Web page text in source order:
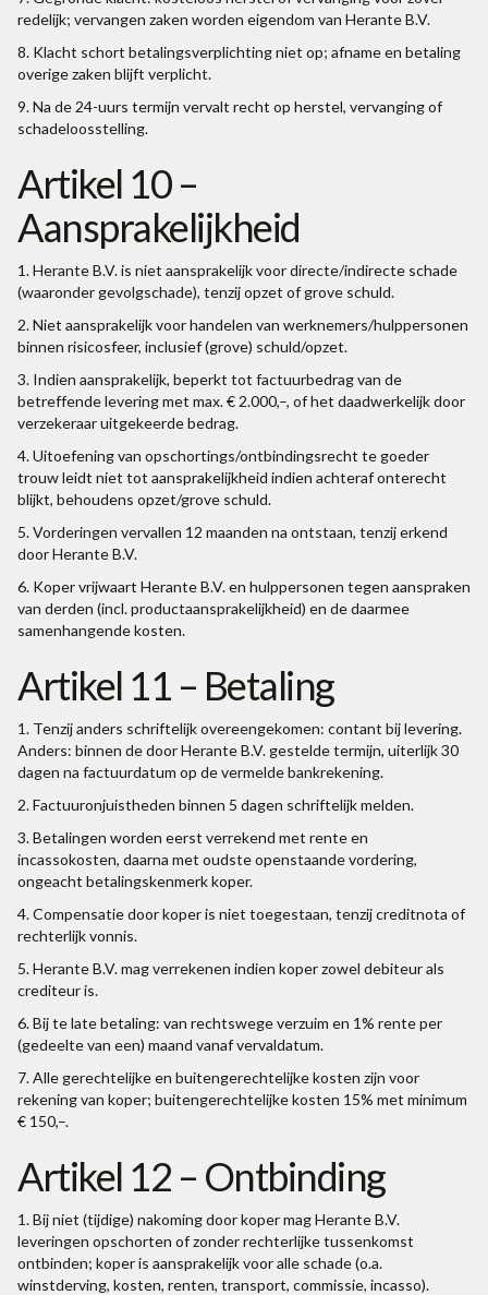
redelijk; vervangen zaken worden eigendom van Herante B.V.
8. Klacht schort betalingsverplichting niet op; afname en betaling
overige zaken blijft verplicht.
9. Na de 24-uurs termijn vervalt recht op herstel, vervanging of
schadeloosstelling.
Artikel 10 –
Aansprakelijkheid
1. Herante B.V. is niet aansprakelijk voor directe/indirecte schade
(waaronder gevolgschade), tenzij opzet of grove schuld.
2. Niet aansprakelijk voor handelen van werknemers/hulppersonen
binnen risicosfeer, inclusief (grove) schuld/opzet.
3. Indien aansprakelijk, beperkt tot factuurbedrag van de
betreffende levering met max. € 2.000,–, of het daadwerkelijk door
verzekeraar uitgekeerde bedrag.
4. Uitoefening van opschortings/ontbindingsrecht te goeder
trouw leidt niet tot aansprakelijkheid indien achteraf onterecht
blijkt, behoudens opzet/grove schuld.
5. Vorderingen vervallen 12 maanden na ontstaan, tenzij erkend
door Herante B.V.
6. Koper vrijwaart Herante B.V. en hulppersonen tegen aanspraken
van derden (incl. productaansprakelijkheid) en de daarmee
samenhangende kosten.
Artikel 11 – Betaling
1. Tenzij anders schriftelijk overeengekomen: contant bij levering.
Anders: binnen de door Herante B.V. gestelde termijn, uiterlijk 30
dagen na factuurdatum op de vermelde bankrekening.
2. Factuuronjuistheden binnen 5 dagen schriftelijk melden.
3. Betalingen worden eerst verrekend met rente en
incassokosten, daarna met oudste openstaande vordering,
ongeacht betalingskenmerk koper.
4. Compensatie door koper is niet toegestaan, tenzij creditnota of
rechterlijk vonnis.
5. Herante B.V. mag verrekenen indien koper zowel debiteur als
crediteur is.
6. Bij te late betaling: van rechtswege verzuim en 1% rente per
(gedeelte van een) maand vanaf vervaldatum.
7. Alle gerechtelijke en buitengerechtelijke kosten zijn voor
rekening van koper; buitengerechtelijke kosten 15% met minimum
€ 150,–.
Artikel 12 – Ontbinding
1. Bij niet (tijdige) nakoming door koper mag Herante B.V.
leveringen opschorten of zonder rechterlijke tussenkomst
ontbinden; koper is aansprakelijk voor alle schade (o.a.
winstderving, kosten, renten, transport, commissie, incasso).